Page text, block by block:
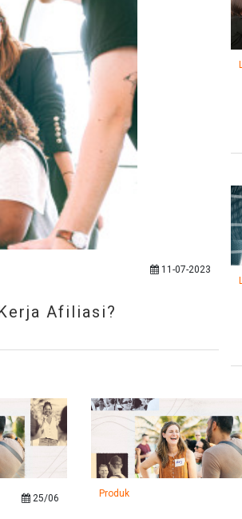
11-07-2023
Afiliasi?
25/06 Produk